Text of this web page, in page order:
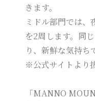
きます。
ミドル部門では
を2周します。同
り、新鮮な気持ち
※公式サイトより
「MANNO